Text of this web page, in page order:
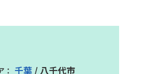
千葉 / 八千代市